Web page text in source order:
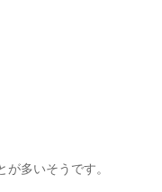
多いそうです。